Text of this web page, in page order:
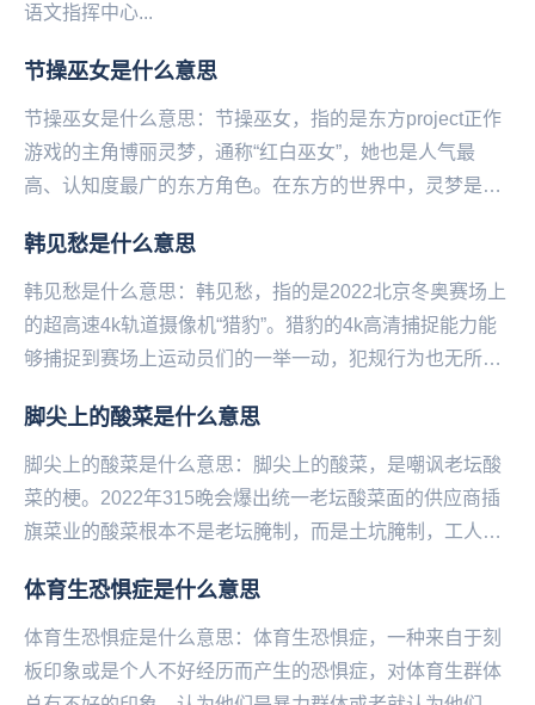
语文指挥中心...
节操巫女是什么意思
节操巫女是什么意思：节操巫女，指的是东方project正作
游戏的主角博丽灵梦，通称“红白巫女”，她也是人气最
高、认知度最广的东方角色。在东方的世界中，灵梦是博
韩见愁是什么意思
韩见愁是什么意思：韩见愁，指的是2022北京冬‌‌‌‌‌‌‌‌‌‌‌‌奥赛场上
的超高速4k轨道摄像机“猎豹”。猎豹的4k高清捕捉能力能
够捕捉到赛场上运动员们的一举一动，犯规行为也无所遁
脚尖上的酸菜是什么意思
脚尖上的酸菜是什么意思：脚尖上的酸菜，是嘲‌‌‌‌‌‌‌‌‌‌‌‌讽老坛酸
菜的梗。2022年315晚会爆出统一老坛酸菜面的供应商插
旗菜业的酸菜根本不是老坛腌制，而是土坑腌制，工人们
体育生恐惧症是什么意思
体育生恐惧症是什么意思：体育生恐惧症，一‌‌‌‌‌‌‌‌‌‌‌种来自于刻
板印象或是个人不好经历而产生的恐惧症，对体育生群体